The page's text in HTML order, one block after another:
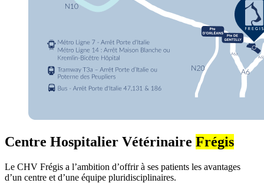
Centre Hospitalier Vétérinaire Frégis
Le CHV Frégis a l’ambition d’offrir à ses patients les avantages
d’un centre et d’une équipe pluridisciplinaires.